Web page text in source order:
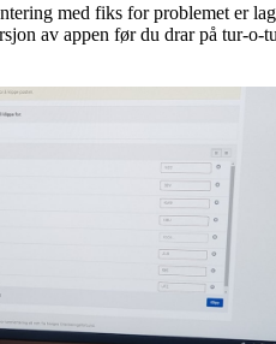
med fiks for problemet er
av appen før du drar på tur-o-